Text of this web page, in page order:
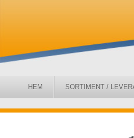
HEM SORTIMENT /